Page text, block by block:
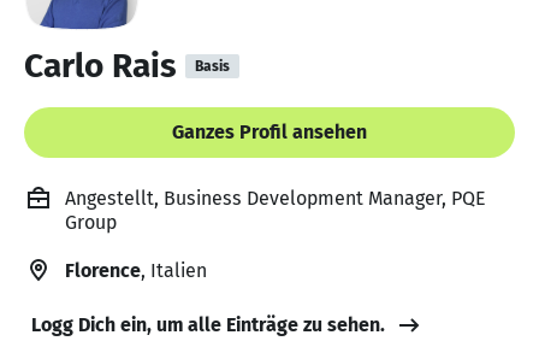
Carlo Rais Basis
Ganzes Profil ansehen
Angestellt, Business Development Manager, PQE
Group
Florence, Italien
Logg Dich ein, um alle Einträge zu sehen.